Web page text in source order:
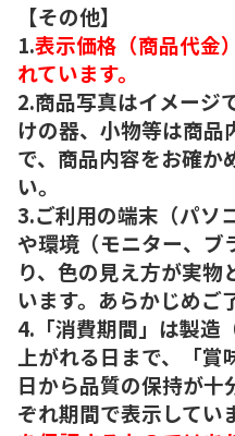
【その他】
1.表示価格（商品代金
れています。
2.商品写真はイメージ
けの器、小物等は商品
で、商品内容をお確か
い。
3.ご利用の端末（パソ
や環境（モニター、ブ
り、色の見え方が実物
います。あらかじめご
4.「消費期間」は製造
上がれる日まで、「賞
日から品質の保持が
ぞれ期間で表示してい